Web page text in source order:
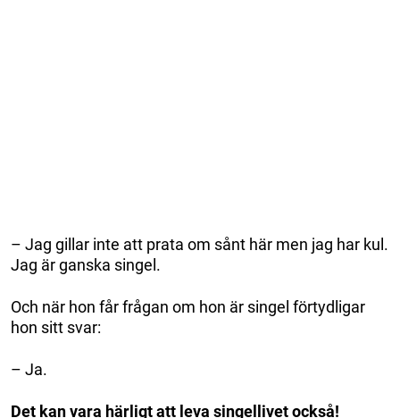
– Jag gillar inte att prata om sånt här men jag har kul.
Jag är ganska singel.
Och när hon får frågan om hon är singel förtydligar
hon sitt svar:
– Ja.
Det kan vara härligt att leva singellivet också!